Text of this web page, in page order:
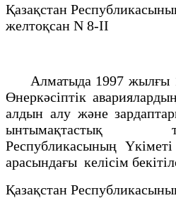
Қазақстан
желтоқсан N 8-II
Алматыда 1997 жылғы
Өнеркәсіптік
алдын алу және
ынтымақтастық
Республикасының
арасындағы келісім
Қазақстан